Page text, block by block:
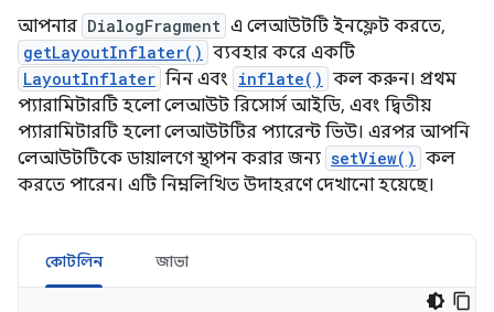
আপনার DialogFragment এ লেআউটটি ইনফ্লেট করতে,
getLayoutInflater() ব্যবহার করে একটি
LayoutInflater নিন এবং inflate() কল করুন। প্রথম
প্যারামিটারটি হলো লেআউট রিসোর্স আইডি, এবং দ্বিতীয়
প্যারামিটারটি হলো লেআউটটির প্যারেন্ট ভিউ। এরপর আপনি
লেআউটটিকে ডায়ালগে স্থাপন করার জন্য setView() কল
করতে পারেন। এটি নিম্নলিখিত উদাহরণে দেখানো হয়েছে।
কোটলিন জাভা